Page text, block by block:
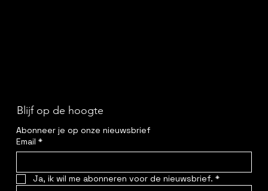
Blijf op de hoogte
Abonneer je op onze nieuwsbrief
Email *
Ja, ik wil me abonneren voor de nieuwsbrief. *